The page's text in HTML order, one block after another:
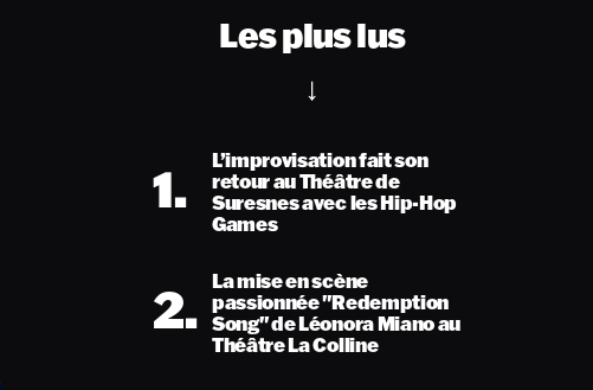
Les plus lus
1.
L’improvisation fait son
retour au Théâtre de
Suresnes avec les Hip-Hop
Games
2. La mise en scène
passionnée "Redemption
Song" de Léonora Miano au
Théâtre La Colline